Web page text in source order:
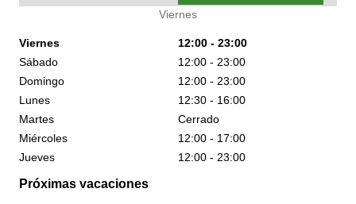
Viernes
Viernes
12:00 - 23:00
Sábado
12:00 - 23:00
Domingo
12:00 - 23:00
Lunes
12:30 - 16:00
Martes
Cerrado
Miércoles
12:00 - 17:00
Jueves
12:00 - 23:00
Próximas vacaciones